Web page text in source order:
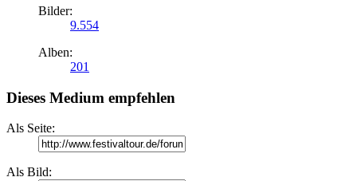
Bilder:
9.554
Alben:
201
Dieses Medium empfehlen
Als Seite:
Als Bild: